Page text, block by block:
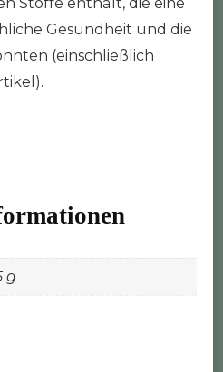
Gesundheit und die
(einschließlich
g